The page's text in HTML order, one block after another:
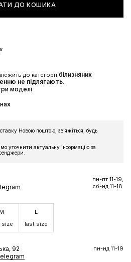
ДО КОШИКА
до категорії білизняних
не підлягають.
моделі
Новою поштою, звʼяжіться, будь
уточнити актуальну інформацію за
пн-пт 11-19,
сб-нд 11-18
M
size
L
last size
92
пн-нд 11-19